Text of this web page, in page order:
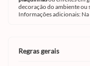
decoração do ambiente ou
Informações adicionais:
regras gerais